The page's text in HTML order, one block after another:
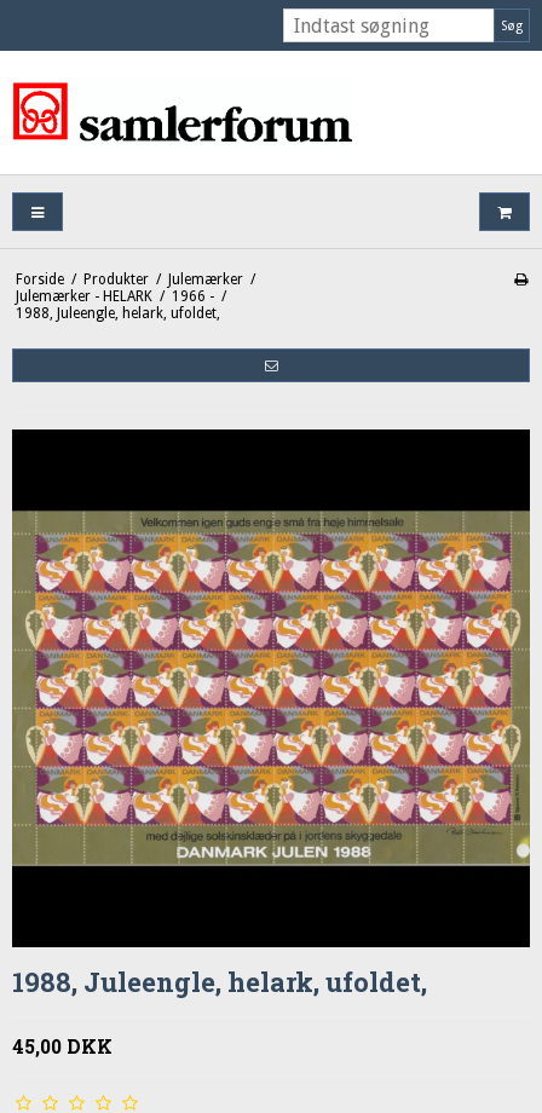
Søg
Forside / Produkter / Julemærker /
Julemærker - HELARK / 1966 - /
1988, Juleengle, helark, ufoldet,
1988, Juleengle, helark, ufoldet,
45,00 DKK